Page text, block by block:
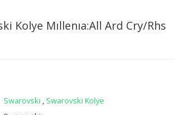
Kolye Mıllenıa:All Ard Cry/Rhs
Swarovski , Swarovski Kolye